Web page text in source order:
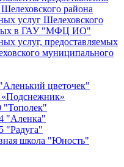
района
услуг Шелеховского
в ГАУ "МФЦ ИО"
услуг, предоставляемых
муниципального
цветочек"
"Тополек"
"Аленка"
"Радуга"
школа "Юность"